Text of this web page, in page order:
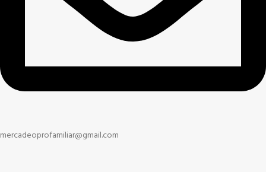
mercadeoprofamiliar@gmail.com